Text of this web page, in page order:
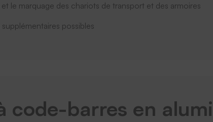
le marquage des chariots de transport et des armoires
possibles
code-barres en